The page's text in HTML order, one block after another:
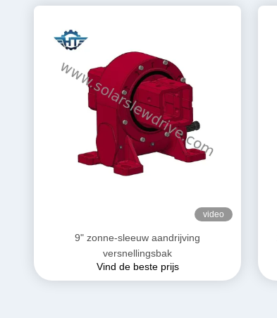
video
9" zonne-sleeuw aandrijving
versnellingsbak
Vind de beste prijs